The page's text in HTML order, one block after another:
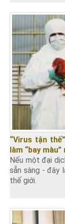
“Virus tận
làm “bay
Nếu một đại
sẵn sàng - đây
thế giới.